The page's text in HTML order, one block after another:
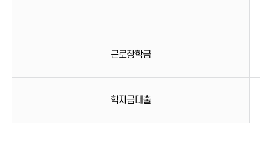
근로장학금
학자금대출